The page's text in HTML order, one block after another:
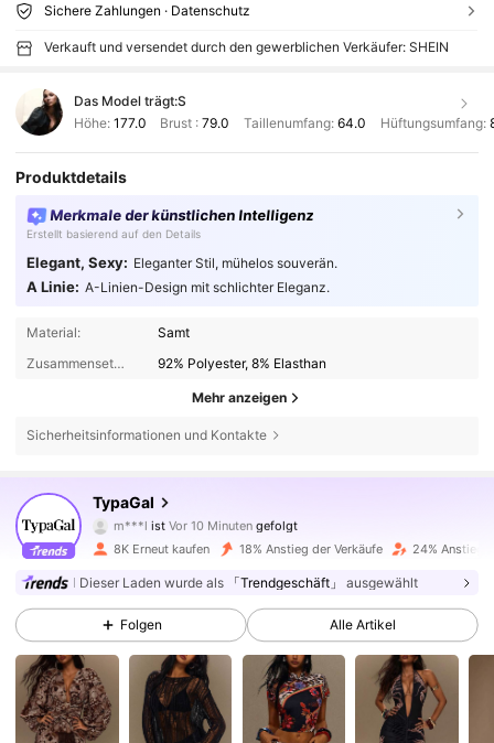
Sichere Zahlungen · Datenschutz
Verkauft und versendet durch den gewerblichen Verkäufer: SHEIN
Das Model trägt:S
Höhe: 177.0 Brust :79.0 Taillenumfang: 64.0 Hüftungsumfang:
Produktdetails
Merkmale der künstlichen Intelligenz
Erstellt basierend auf den Details
Elegant, Sexy: Eleganter Stil, mühelos souverän.
A Linie: A-Linien-Design mit schlichter Eleganz.
Material:
Samt
Zusammensetzung:
92% Polyester, 8% Elasthan
Mehr anzeigen
Sicherheitsinformationen und Kontakte
TypaGal
4,81 67K Follower
m***list
n***p ist am Durchsuchen
4,81
67K Follower
4,81 67K Follower
4,81 67K Follower
8K Erneut kaufen 18% Anstieg der Verkäufe 24% Anstieg
Dieser Laden wurde als 「Trendgeschäft」 ausgewählt
Folgen Alle Artikel